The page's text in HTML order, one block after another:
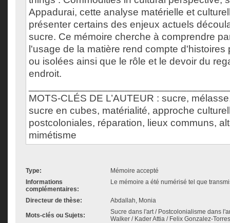
Appadurai, cette analyse matérielle et
présenter certains des enjeux actuels
sucre. Ce mémoire cherche à comprendre
l'usage de la matière rend compte
ou isolées ainsi que le rôle et le devoir du
endroit.
MOTS-CLÉS DE L’AUTEUR : sucre,
sucre en cubes, matérialité, approche
postcoloniales, réparation, lieux communs,
mimétisme
Type:
Mémoire accepté
Informations
complémentaires:
Le mémoire a été numérisé tel que
Directeur de thèse: Abdallah, Monia
Mots-clés ou Sujets:
Sucre dans l'art / Postcolonialisme dans
Walker / Kader Attia / Felix Gonzalez-Torres